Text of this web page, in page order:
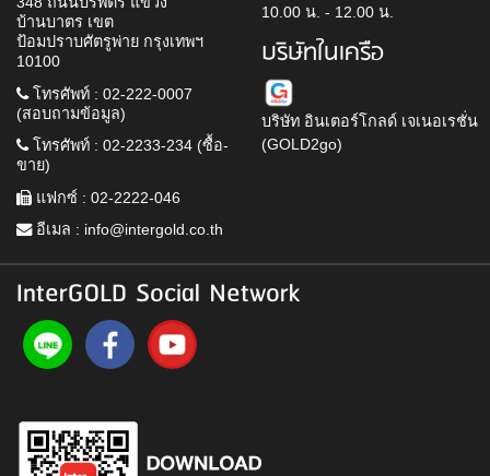
บ้านบาตร เขต
ป้อมปราบศัตรูพ่าย กรุงเทพฯ
10100
โทรศัพท์ : 02-222-0007
(สอบถามข้อมูล)
โทรศัพท์ : 02-2233-234 (ซื้อ-
ขาย)
แฟกซ์ : 02-2222-046
อีเมล : info@intergold.co.th
10.00 น. - 12.00 น.
บริษัทในเครือ
บริษัท อินเตอร์โกลด์ เจเนอเรชั่น
(GOLD2go)
InterGOLD Social Network